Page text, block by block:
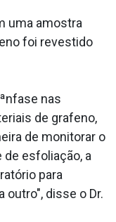
uma amostra
foi revestido
nas
de grafeno,
de monitorar o
esfoliação, a
para
outro", disse o Dr.